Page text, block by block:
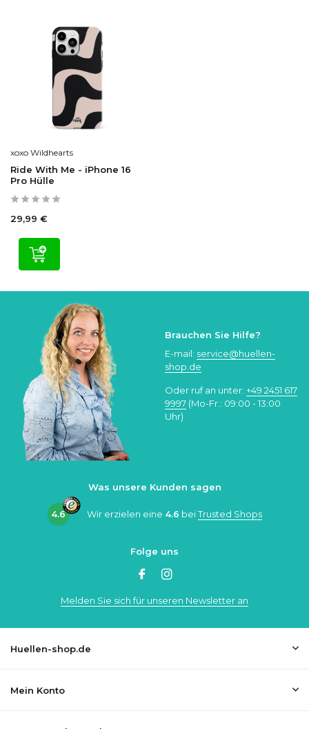
xoxo Wildhearts
Ride With Me - iPhone 16
Pro Hülle
29,99 €
Brauchen Sie Hilfe?
E-mail: service@huellen-
shop.de
Oder ruf an unter: +49 2451 617
9997 (Mo-Fr.: 09:00 - 13:00
Uhr)
Was unsere Kunden sagen
4.6 Wir erzielen eine 4.6 beiTrusted Shops
Folge uns
Melden Sie sich für unseren Newsletter an
Huellen-shop.de
Mein Konto